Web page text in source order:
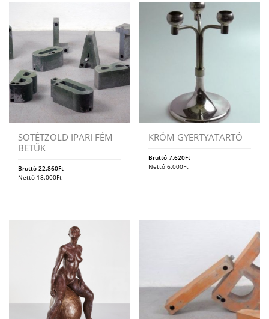
SÖTÉTZÖLD IPARI FÉM
BETŰK
Bruttó 22.860Ft
Nettó 18.000Ft
KRÓM GYERTYATARTÓ
Bruttó7.620Ft
Nettó6.000Ft